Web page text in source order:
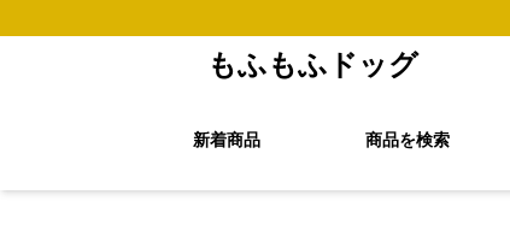
もふもふドッグ
新着商品 商品を検索